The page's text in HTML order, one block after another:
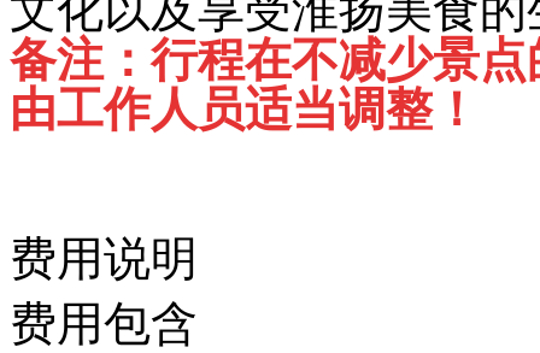
备注：行程在不减少景
由工作人员适当调整！
费用说明
费用包含